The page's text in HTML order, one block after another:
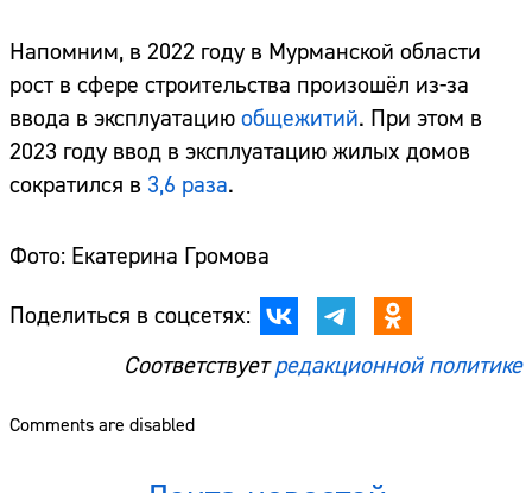
Напомним, в 2022 году в Мурманской области
рост в сфере строительства произошёл из-за
ввода в эксплуатацию общежитий. При этом в
2023 году ввод в эксплуатацию жилых домов
сократился в 3,6 раза.
Фото: Екатерина Громова
Поделиться в соцсетях:
Соответствуетредакционной политике
Comments are disabled